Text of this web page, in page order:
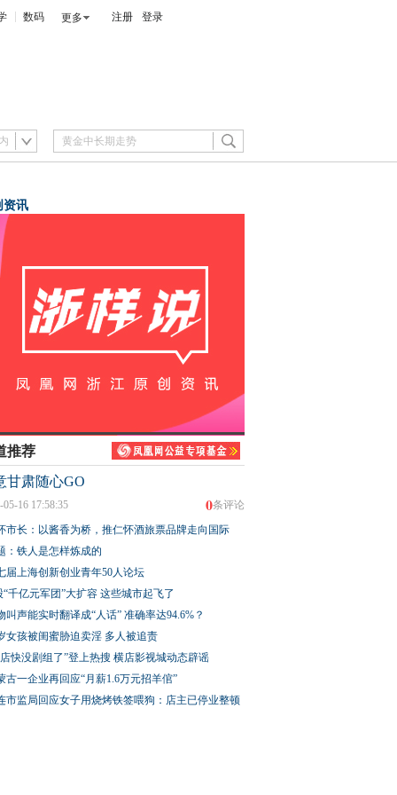
数码 更多 注册 登录
资讯
推荐
甘肃随心GO
0条评论
05-16 17:58:35
市长：以酱香为桥，推仁怀酒旅票品牌走向国际
：铁人是怎样炼成的
届上海创新创业青年50人论坛
“千亿元军团”大扩容 这些城市起飞了
叫声能实时翻译成“人话” 准确率达94.6%？
女孩被闺蜜胁迫卖淫 多人被追责
快没剧组了”登上热搜 横店影视城动态辟谣
古一企业再回应“月薪1.6万元招羊倌”
市监局回应女子用烧烤铁签喂狗：店主已停业整顿